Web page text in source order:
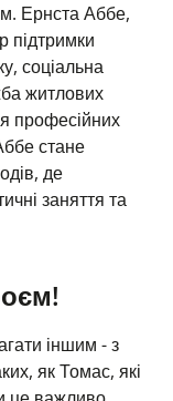
Ернста Аббе,
підтримки
соціальна
житлових
професійних
стане
де
заняття та
іншим - з
як Томас, які